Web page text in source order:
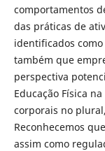
comportamentos
das práticas de
identificados
também que
perspectiva
Educação Física
corporais no
Reconhecemos
assim como